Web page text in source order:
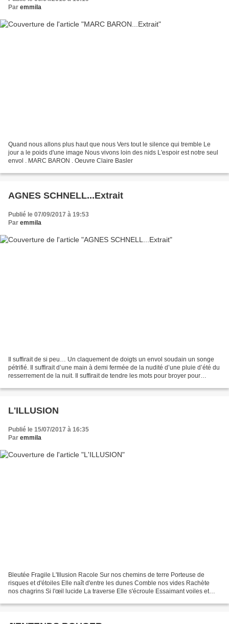
Par emmila
Quand nous allons plus haut que nous Vers tout le silence qui tremble Le
jour a le poids d'une image Nous vivons loin des nids L'espoir est notre seul
envol . MARC BARON . Oeuvre Claire Basler
AGNES SCHNELL...Extrait
Publié le 07/09/2017 à 19:53
Par emmila
Il suffirait de si peu… Un claquement de doigts un envol soudain un songe
pétrifié. Il suffirait d’une main à demi fermée de la nudité d’une pluie d’été du
resserrement de la nuit. Il suffirait de tendre les mots pour broyer pour
L'ILLUSION
Publié le 15/07/2017 à 16:35
Par emmila
Bleutée Fragile L'Illusion Racole Sur nos chemins de terre Porteuse de
risques et d'étoiles Elle naît d'entre les dunes Comble nos vides Rachète
nos chagrins Si l'œil lucide La traverse Elle s'écroule Essaimant voiles et